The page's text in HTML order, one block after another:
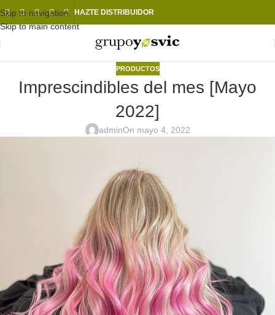
Skip to navigation
Skip to main content
HAZTE DISTRIBUIDOR
PRODUCTOS
Imprescindibles del mes [Mayo
2022]
adminOn mayo 4, 2022